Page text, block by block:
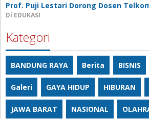
Prof. Puji Lestari Dorong Dosen
Di EDUKASI
Kategori
BANDUNG RAYA Berita BISNIS
Galeri GAYA HIDUP HIBURAN
JAWA BARAT NASIONAL